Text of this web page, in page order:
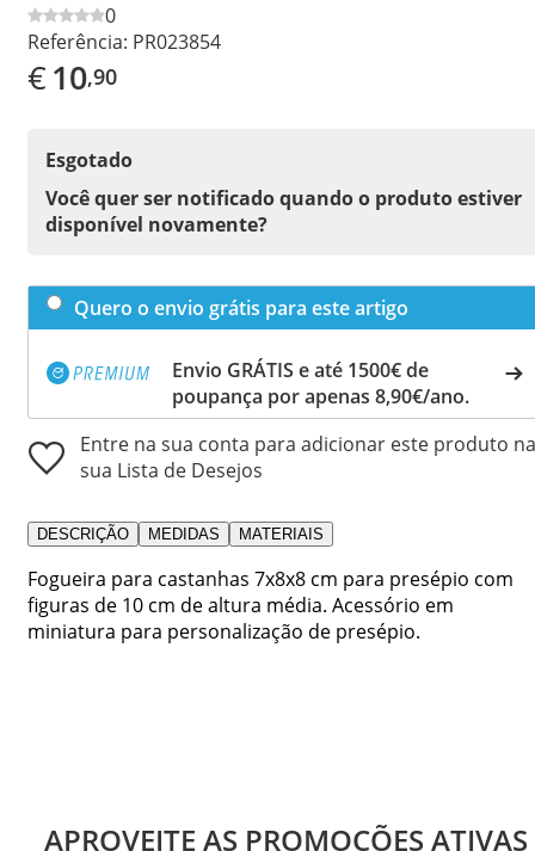
0
Referência: PR023854
€10,90
Esgotado
Você quer ser notificado quando o produto estiver
disponível novamente?
Quero o envio grátis para este artigo
Envio GRÁTIS e até 1500€ de
poupança por apenas 8,90€/ano.
Entre na sua conta para adicionar este produto na
sua Lista de Desejos
DESCRIÇÃO MEDIDAS MATERIAIS
Fogueira para castanhas 7x8x8 cm para presépio com
figuras de 10 cm de altura média. Acessório em
miniatura para personalização de presépio.
APROVEITE AS PROMOÇÕES ATIVAS